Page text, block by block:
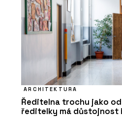
ARCHITEKTURA
Ředitelna trochu jako
ředitelky má důstojnost